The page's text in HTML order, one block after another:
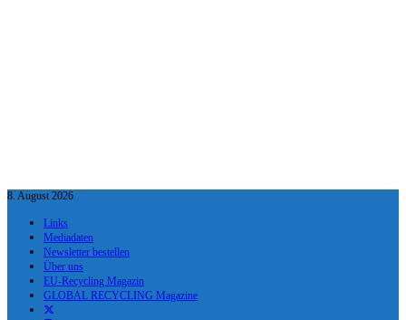
8. August 2026
Links
Mediadaten
Newsletter bestellen
Über uns
EU-Recycling Magazin
GLOBAL RECYCLING Magazine